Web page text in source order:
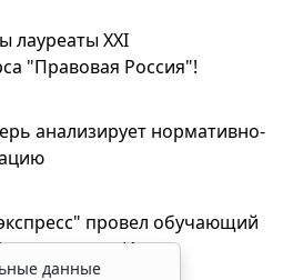
лауреаты XXI
"Правовая Россия"!
анализирует нормативно-
провел обучающий
Искра
данные